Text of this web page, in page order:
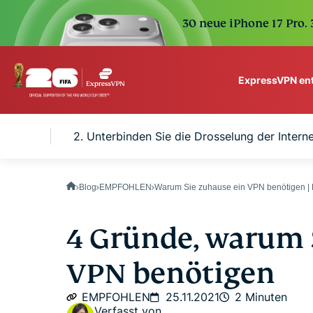
30 neue iPhone 17
ExpressVPN
VPN protection for
2. Unterbinden Sie die Drosselung der
Blog EMPFOHLEN Warum Sie zuhause ein VPN benötigen |
4 Gründe, warum
VPN benötigen
EMPFOHLEN 25.11.2021
2 Minuten